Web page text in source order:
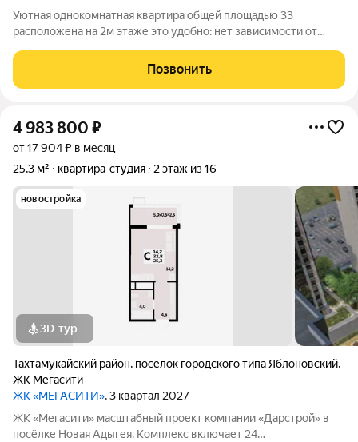
Уютная однокомнатная квартира общей площадью 33
расположена на 2м этаже это удобно: нет зависимости от
хорошей транспортной доступностью и развитой
инфраструктурой: рядом магазины, остановки
Позвонить
4 983 800 ₽
от 17 904 ₽ в месяц
25,3 м²
квартира-студия 2 этаж из 16
новостройка
3D-тур
Тахтамукайский район, посёлок городского типа Яблоновский,
ЖК Мегасити
ЖК «МЕГАСИТИ», 3 квартал 2027
ЖК «Мегасити» масштабный проект компании «Дарстрой» в
посёлке Новая Адыгея. Комплекс включает 24